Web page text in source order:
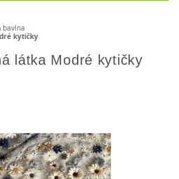
bavlna
kytičky
látka Modré kytičky